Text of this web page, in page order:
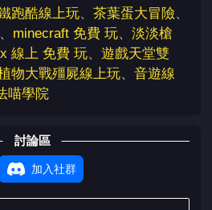
跑酷線上玩、 茶葉蛋大冒險、
、 minecraft 免費 玩、 淡淡槍
線上 免費 玩、 遊戲天堂雙
物大戰殭屍線上玩、 音遊線
喵學院
討論區
加入社群